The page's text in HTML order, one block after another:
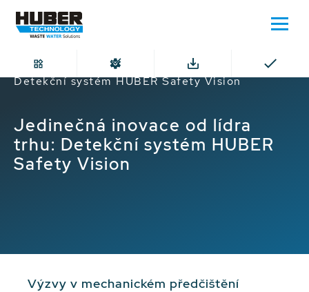
Domů
Jedinečná inovace od lídra trhu:
Detekční systém HUBER Safety Vision
Jedinečná inovace od lídra
trhu: Detekční systém HUBER
Safety Vision
Výzvy v mechanickém předčištění